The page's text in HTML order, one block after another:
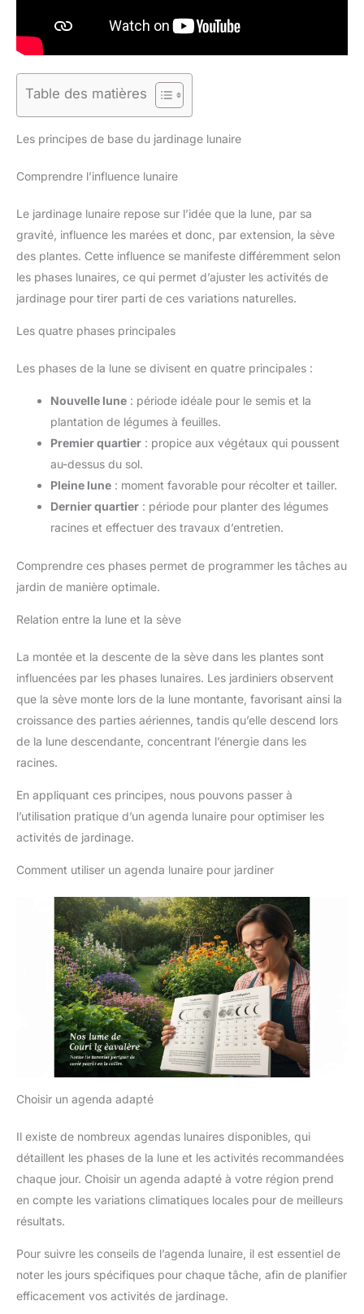
Table des matières
Les principes de base du jardinage lunaire
Comprendre l’influence lunaire
Le jardinage lunaire repose sur l’idée que la lune, par sa
gravité, influence les marées et donc, par extension, la sève
des plantes. Cette influence se manifeste différemment selon
les phases lunaires, ce qui permet d’ajuster les activités de
jardinage pour tirer parti de ces variations naturelles.
Les quatre phases principales
Les phases de la lune se divisent en quatre principales :
Nouvelle lune : période idéale pour le semis et la
plantation de légumes à feuilles.
Premier quartier : propice aux végétaux qui poussent
au-dessus du sol.
Pleine lune : moment favorable pour récolter et tailler.
Dernier quartier : période pour planter des légumes
racines et effectuer des travaux d’entretien.
Comprendre ces phases permet de programmer les tâches au
jardin de manière optimale.
Relation entre la lune et la sève
La montée et la descente de la sève dans les plantes sont
influencées par les phases lunaires. Les jardiniers observent
que la sève monte lors de la lune montante, favorisant ainsi la
croissance des parties aériennes, tandis qu’elle descend lors
de la lune descendante, concentrant l’énergie dans les
racines.
En appliquant ces principes, nous pouvons passer à
l’utilisation pratique d’un agenda lunaire pour optimiser les
activités de jardinage.
Comment utiliser un agenda lunaire pour jardiner
Choisir un agenda adapté
Il existe de nombreux agendas lunaires disponibles, qui
détaillent les phases de la lune et les activités recommandées
chaque jour. Choisir un agenda adapté à votre région prend
en compte les variations climatiques locales pour de meilleurs
résultats.
Pour suivre les conseils de l’agenda lunaire, il est essentiel de
noter les jours spécifiques pour chaque tâche, afin de planifier
efficacement vos activités de jardinage.